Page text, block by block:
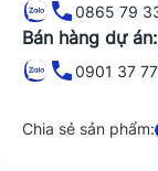
0865 79
Bán hàng dự án:
0901 37
Chia sẻ sản phẩm: